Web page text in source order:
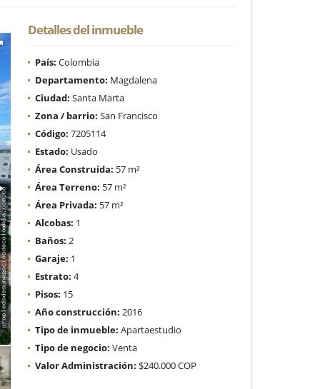
Detalles del inmueble
País: Colombia
Departamento: Magdalena
Ciudad: Santa Marta
Zona / barrio: San Francisco
Código: 7205114
Estado: Usado
Área Construida: 57 m²
Área Terreno: 57 m²
Área Privada: 57 m²
Alcobas: 1
Baños: 2
Garaje: 1
Estrato: 4
Pisos: 15
Año construcción: 2016
Tipo de inmueble: Apartaestudio
Tipo de negocio: Venta
Valor Administración: $240.000 COP